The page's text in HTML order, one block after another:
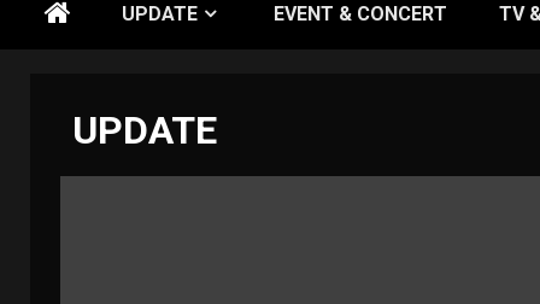
UPDATE EVENT & CONCERT TV
UPDATE